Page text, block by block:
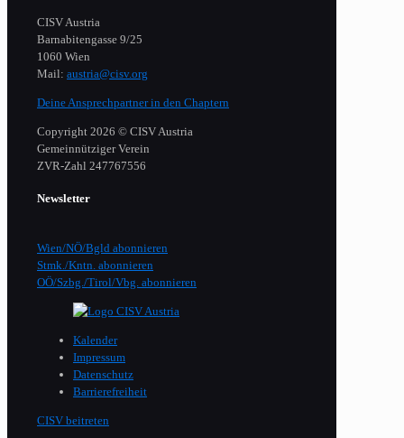
CISV Austria
Barnabitengasse 9/25
1060 Wien
Mail: austria@cisv.org
Deine Ansprechpartner in den Chaptern
Copyright 2026 © CISV Austria
Gemeinnütziger Verein
​ZVR-Zahl 247767556
Newsletter
Wien/NÖ/Bgld abonnieren
Stmk./Kntn. abonnieren
OÖ/Szbg./Tirol/Vbg. abonnieren
Kalender
Impressum
Datenschutz
Barrierefreiheit
CISV beitreten